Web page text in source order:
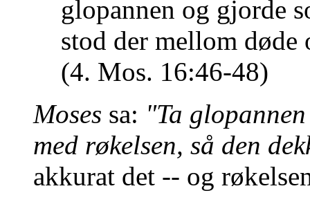
glopannen og gjorde
stod der mellom døde
(4. Mos. 16:46-48)
Moses sa: "Ta
med røkelsen, så den
akkurat det -- og